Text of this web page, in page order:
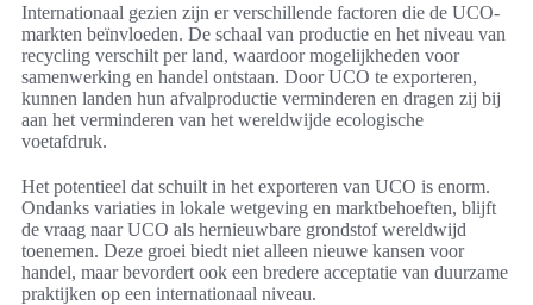
Internationaal gezien zijn er verschillende factoren die de UCO-
markten beïnvloeden. De schaal van productie en het niveau van
recycling verschilt per land, waardoor mogelijkheden voor
samenwerking en handel ontstaan. Door UCO te exporteren,
kunnen landen hun afvalproductie verminderen en dragen zij bij
aan het verminderen van het wereldwijde ecologische
voetafdruk.
Het potentieel dat schuilt in het exporteren van UCO is enorm.
Ondanks variaties in lokale wetgeving en marktbehoeften, blijft
de vraag naar UCO als hernieuwbare grondstof wereldwijd
toenemen. Deze groei biedt niet alleen nieuwe kansen voor
handel, maar bevordert ook een bredere acceptatie van duurzame
praktijken op een internationaal niveau.